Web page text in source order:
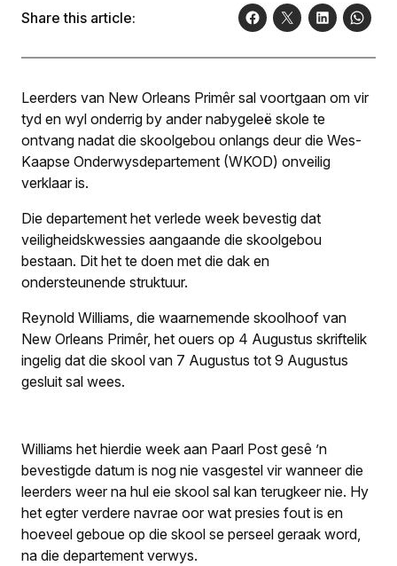
Share this article:
Leerders van New Orleans Primêr sal voortgaan om vir
tyd en wyl onderrig by ander nabygeleë skole te
ontvang nadat die skoolgebou onlangs deur die Wes-
Kaapse Onderwys­departement (WKOD) onveilig
verklaar is.
Die departement het verlede week bevestig dat
veiligheidskwessies aangaande die skoolgebou
bestaan. Dit het te doen met die dak en
ondersteunende struktuur.
Reynold Williams, die waarnemende skoolhoof van
New Orleans Primêr, het ouers op 4 Augustus skriftelik
ingelig dat die skool van 7 Augustus tot 9 Augustus
gesluit sal wees.
Williams het hierdie week aan Paarl Post gesê ’n
bevestigde datum is nog nie vasgestel vir wanneer die
leerders weer na hul eie skool sal kan terugkeer nie. Hy
het egter verdere navrae oor wat presies fout is en
hoeveel geboue op die skool se perseel geraak word,
na die departement verwys.